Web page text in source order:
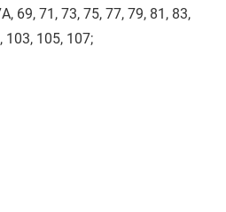
69, 71, 73, 75, 77, 79, 81, 83,
103, 105, 107;